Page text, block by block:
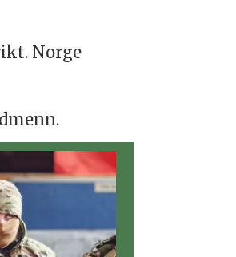
Norge